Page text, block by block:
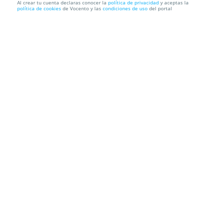
Exquisito Menú de cocina en miniatura del chef
Al crear tu cuenta declaras conocer la política de privacidad y aceptas la
política de cookies de Vocento y las condiciones de uso del portal